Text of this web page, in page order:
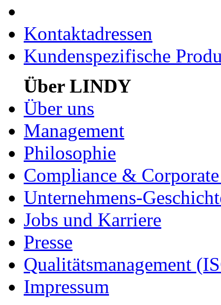
Kontaktadressen
Kundenspezifische
Über LINDY
Über uns
Management
Philosophie
Compliance &
Unternehmens-
Jobs und Karriere
Presse
Qualitätsmanagement
Impressum